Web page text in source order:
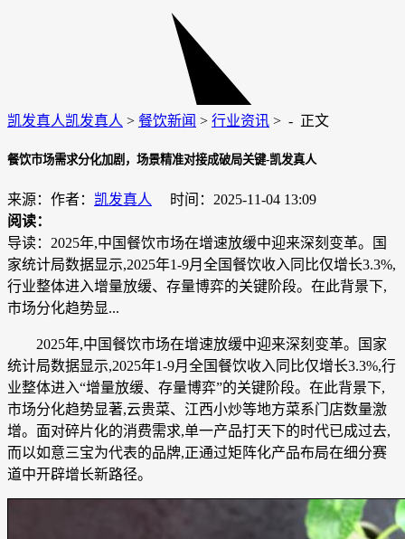
凯发真人凯发真人 > 餐饮新闻 > 行业资讯 > - 正文
餐饮市场需求分化加剧，场景精准对接成破局关键-凯发真人
来源：作者： 凯发真人
时间：2025-11-04 13:09
阅读：
导读：2025年,中国餐饮市场在增速放缓中迎来深刻变革。国
家统计局数据显示,2025年1-9月全国餐饮收入同比仅增长3.3%,
行业整体进入增量放缓、存量博弈的关键阶段。在此背景下,
市场分化趋势显...
2025年,中国餐饮市场在增速放缓中迎来深刻变革。国家
统计局数据显示,2025年1-9月全国餐饮收入同比仅增长3.3%,行
业整体进入“增量放缓、存量博弈”的关键阶段。在此背景下,
市场分化趋势显著,云贵菜、江西小炒等地方菜系门店数量激
增。面对碎片化的消费需求,单一产品打天下的时代已成过去,
而以如意三宝为代表的品牌,正通过矩阵化产品布局在细分赛
道中开辟增长新路径。